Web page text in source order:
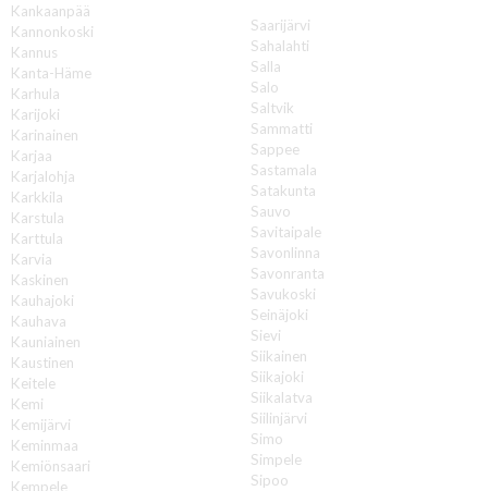
Kankaanpää
Kannonkoski
Kannus
Kanta-Häme
Karhula
Karijoki
Karinainen
Karjaa
Karjalohja
Karkkila
Karstula
Karttula
Karvia
Kaskinen
Kauhajoki
Kauhava
Kauniainen
Kaustinen
Keitele
Kemi
Kemijärvi
Keminmaa
Kemiönsaari
Kempele
Saarijärvi
Sahalahti
Salla
Salo
Saltvik
Sammatti
Sappee
Sastamala
Satakunta
Sauvo
Savitaipale
Savonlinna
Savonranta
Savukoski
Seinäjoki
Sievi
Siikainen
Siikajoki
Siikalatva
Siilinjärvi
Simo
Simpele
Sipoo